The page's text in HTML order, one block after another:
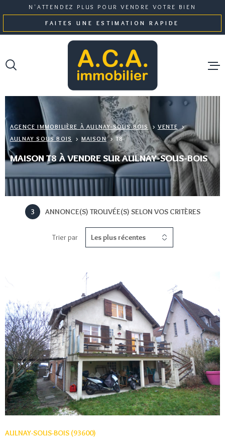
à
la
au
menu
au
contenu
NOTRE
N'ATTENDEZ PLUS POUR VENDRE VOTRE BIEN
FAITES UNE ESTIMATION RAPIDE
AGENCE IMMOBILIÈRE À AULNAY-SOUS-BOIS
VENTE
AULNAY SOUS BOIS
MAISON T8
MAISON T8 À VENDRE SUR AULNAY-SOUS-BOIS
3 ANNONCE(S) TROUVÉE(S) SELON VOS CRITÈRES
Trier par Les plus récentes
AULNAY-SOUS-BOIS (93600)
VOIR LE BIEN